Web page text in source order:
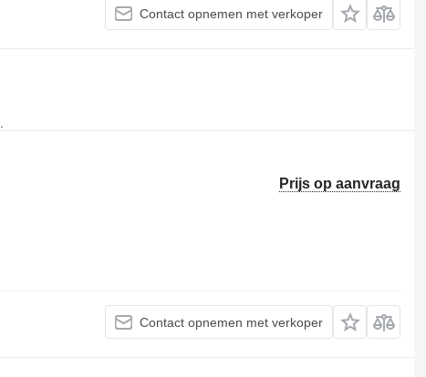
Contact opnemen met verkoper
Prijs op aanvraag
Contact opnemen met verkoper